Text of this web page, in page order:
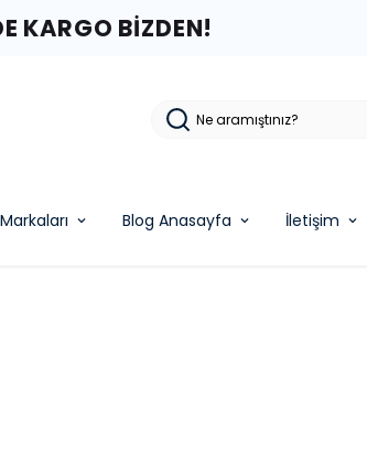
KARGO BIZDEN!
Blog Anasayfa İletişim